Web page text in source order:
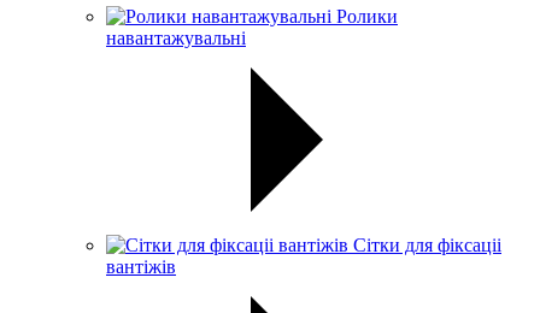
Ролики
навантажувальні
Сітки для фіксаціі
вантіжів